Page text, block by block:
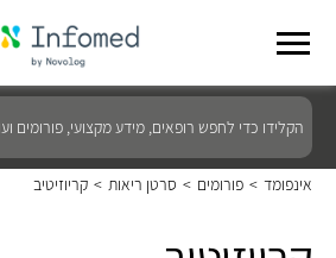
הקלידו
כדי
לחפש
רופאים,
מידע
אינפומד > פורומים > סרטן ריאות > קריוזיטיב